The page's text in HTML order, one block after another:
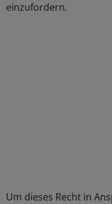
einzufordern.
Um dieses Recht in